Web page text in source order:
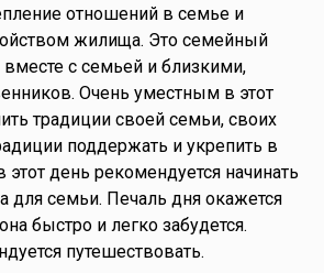
отношений в семье и
жилища. Это семейный
с семьей и близкими,
Очень уместным в этот
традиции своей семьи, своих
поддержать и укрепить в
день рекомендуется начинать
для семьи. Печаль дня окажется
быстро и легко забудется.
путешествовать.